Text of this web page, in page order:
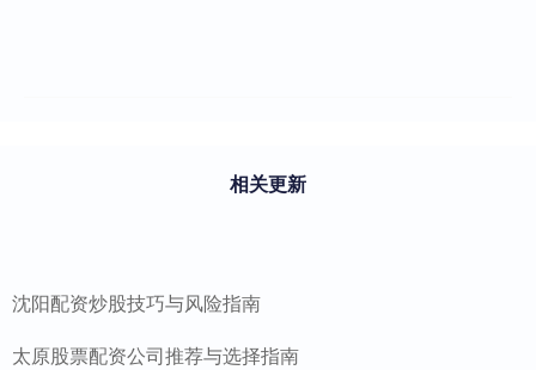
相关更新
沈阳配资炒股技巧与风险指南
太原股票配资公司推荐与选择指南